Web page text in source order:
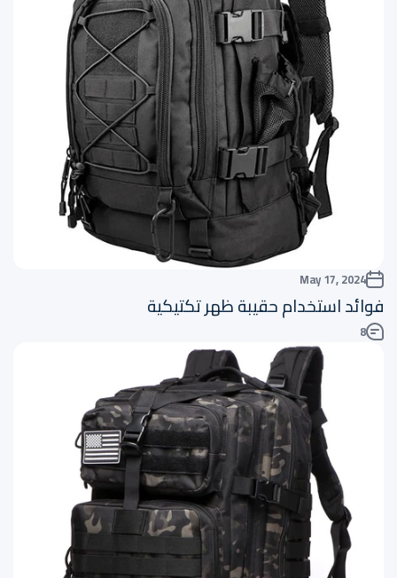
May 17, 2024
فوائد استخدام حقيبة ظهر تكتيكية
8